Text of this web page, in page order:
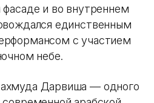
и во внутреннем
единственным
с участием
небе.
Дарвиша — одного